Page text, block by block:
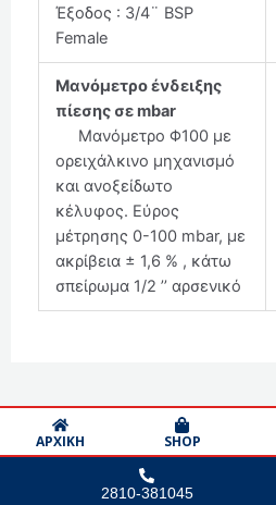
Έξοδος : 3/4¨ BSP
Female
Μανόμετρο ένδειξης
πίεσης σε mbar
Μανόμετρο Φ100 με
ορειχάλκινο μηχανισμό
και ανοξείδωτο
κέλυφος. Εύρος
μέτρησης 0-100 mbar, με
ακρίβεια ± 1,6 % , κάτω
σπείρωμα 1/2 ’’ αρσενικό
ΑΡΧΙΚΗ SHOP
2810-381045